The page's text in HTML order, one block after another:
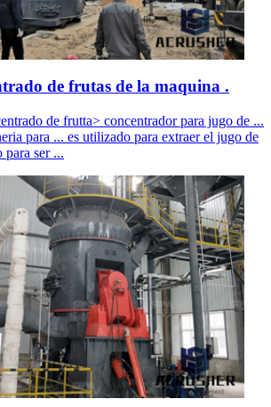
de frutas de la maquina .
de frutta> concentrador para jugo de ...
para ... es utilizado para extraer el jugo de
para ser ...